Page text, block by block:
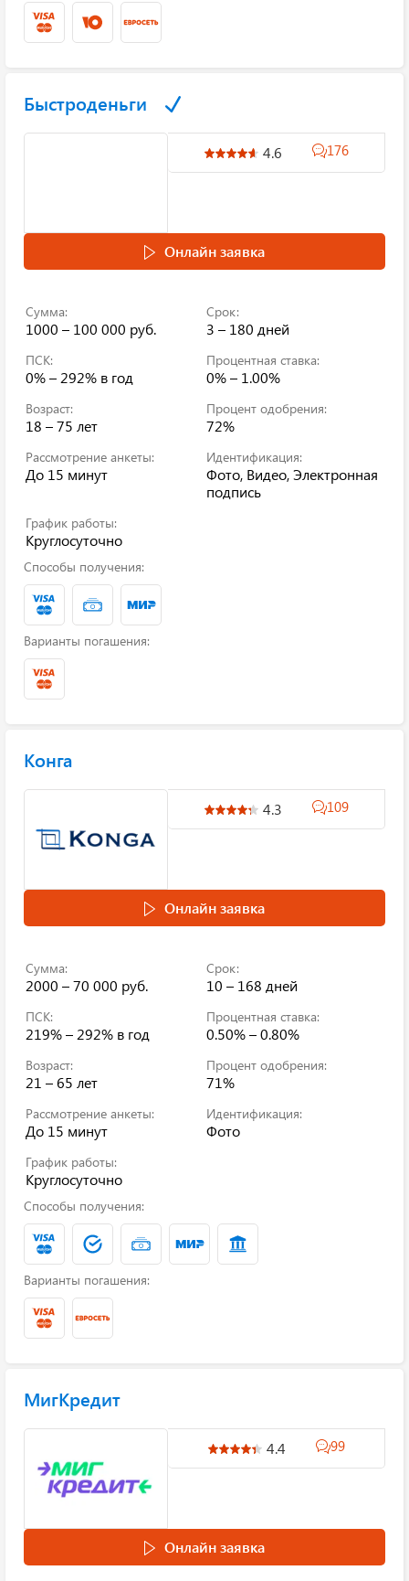
Быстроденьги
4.6 176
Онлайн заявка
Сумма:
1000 – 100 000 руб.
Срок:
3 – 180 дней
ПСК:
0% – 292% в год
Процентная ставка:
0% – 1.00%
Возраст:
18 – 75 лет
Процент одобрения:
72%
Рассмотрение анкеты:
До 15 минут
Идентификация:
Фото, Видео, Электронная
подпись
График работы:
Круглосуточно
Способы получения:
Варианты погашения:
Конга
4.3 109
Онлайн заявка
Сумма:
2000 – 70 000 руб.
Срок:
10 – 168 дней
ПСК:
219% – 292% в год
Процентная ставка:
0.50% – 0.80%
Возраст:
21 – 65 лет
Процент одобрения:
71%
Рассмотрение анкеты:
До 15 минут
Идентификация:
Фото
График работы:
Круглосуточно
Способы получения:
Варианты погашения:
МигКредит
4.4 99
Онлайн заявка